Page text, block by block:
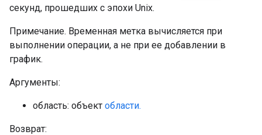
секунд, прошедших с эпохи Unix.
Примечание. Временная метка вычисляется при
выполнении операции, а не при ее добавлении в
график.
Аргументы:
область: объект области.
Возврат: